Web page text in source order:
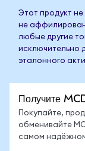
Этот продукт
не
любые другие
исключительно
эталонного
Получите
Покупайте,
обменивайте
самом